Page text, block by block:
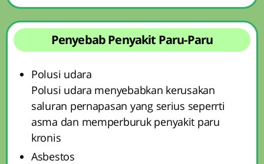
Penyebab Penyakit Paru-Paru
Polusi udara
Polusi udara menyebabkan kerusakan
saluran pernapasan yang serius seperrti
asma dan memperburuk penyakit paru
kronis
Asbestos